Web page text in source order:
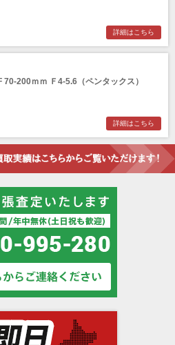
詳細はこちら
70-200ｍｍ Ｆ4-5.6（ペンタックス）
詳細はこちら